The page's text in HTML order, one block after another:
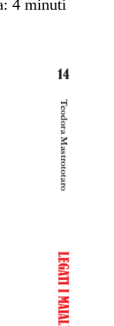
4 minuti